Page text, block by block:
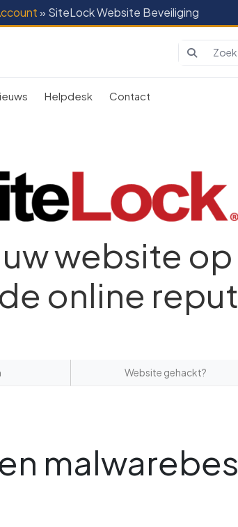
» SiteLock Website Beveiliging
Helpdesk Contact
website op
online
Website gehackt?